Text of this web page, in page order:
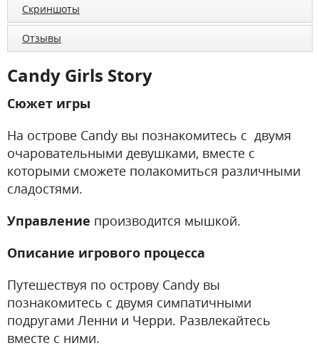
Скриншоты
Отзывы
Candy Girls Story
Сюжет игры
На острове Candy вы познакомитесь с двумя
очаровательными девушками, вместе с
которыми сможете полакомиться различными
сладостями.
Управление производится мышкой.
Описание игрового процесса
Путешествуя по острову Candy вы
познакомитесь с двумя симпатичными
подругами Ленни и Черри. Развлекайтесь
вместе с ними.